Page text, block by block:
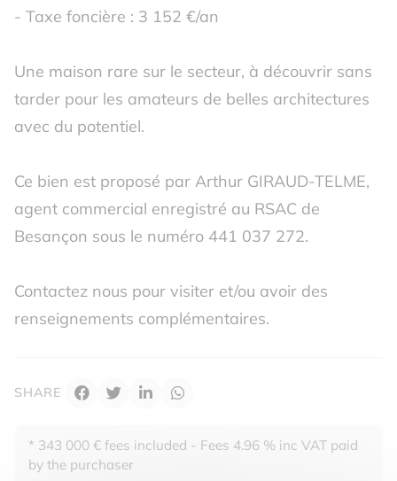
- Taxe foncière : 3 152 €/an
Une maison rare sur le secteur, à découvrir sans
tarder pour les amateurs de belles architectures
avec du potentiel.
Ce bien est proposé par Arthur GIRAUD-TELME,
agent commercial enregistré au RSAC de
Besançon sous le numéro 441 037 272.
Contactez nous pour visiter et/ou avoir des
renseignements complémentaires.
SHARE
* 343 000 € fees included - Fees 4.96 % inc VAT paid
by the purchaser